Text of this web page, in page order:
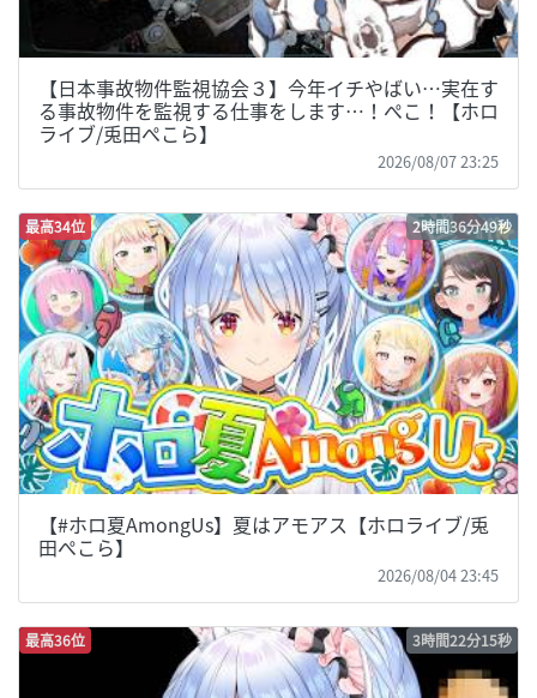
【日本事故物件監視協会３】今年イチやばい…実在す
る事故物件を監視する仕事をします…！ぺこ！【ホロ
ライブ/兎田ぺこら】
2026/08/07 23:25
最高34位 2時間36分49秒
【#ホロ夏AmongUs】夏はアモアス【ホロライブ/兎
田ぺこら】
2026/08/04 23:45
最高36位 3時間22分15秒